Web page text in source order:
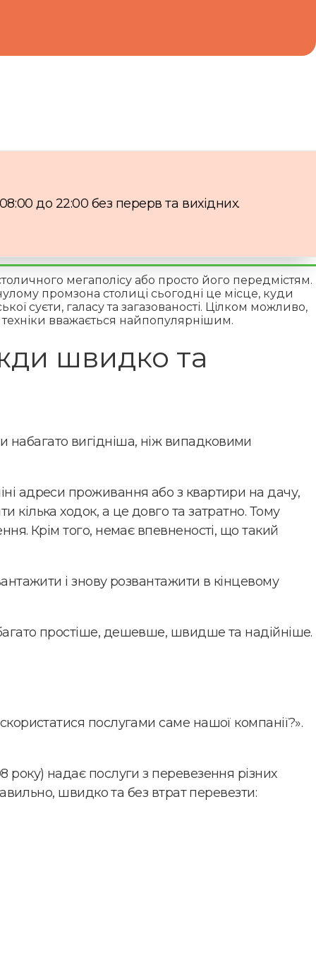
до 22:00 без перерв та вихідних.
мегаполісу або просто його передмістям.
промзона столиці сьогодні це місце, куди
суєти, галасу та загазованості. Цілком можливо,
вважається найпопулярнішим.
швидко та
вигідніша, ніж випадковими
адреси проживання або з квартири на дачу,
кілька ходок, а це довго та затратно. Тому
Крім того, немає впевненості, що такий
і знову розвантажити в кінцевому
простіше, дешевше, швидше та надійніше.
послугами саме нашої компанії?».
надає послуги з перевезення різних
швидко та без втрат перевезти: